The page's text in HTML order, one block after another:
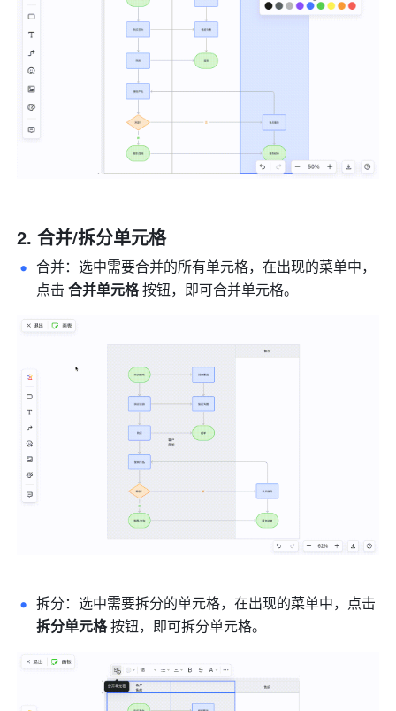
合并/拆分单元格
合并：选中需要合并的所有单元格，在出现的菜单中，
点击 合并单元格 按钮，即可合并单元格。
拆分单元格 按钮，即可拆分单元格。